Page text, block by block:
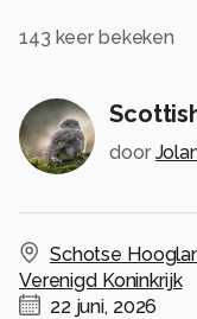
143 keer bekeken
door
Schotse
Verenigd Koninkrijk
22 juni, 2026